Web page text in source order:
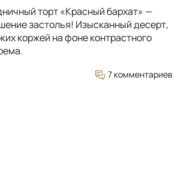
торт «Красный бархат» —
застолья! Изысканный десерт,
коржей на фоне контрастного
7 комментариев